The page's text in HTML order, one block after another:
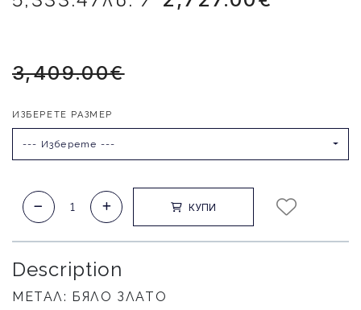
3,409.00€
ИЗБЕРЕТЕ РАЗМЕР
--- Изберете ---
КУПИ
Description
МЕТАЛ: БЯЛО ЗЛАТО